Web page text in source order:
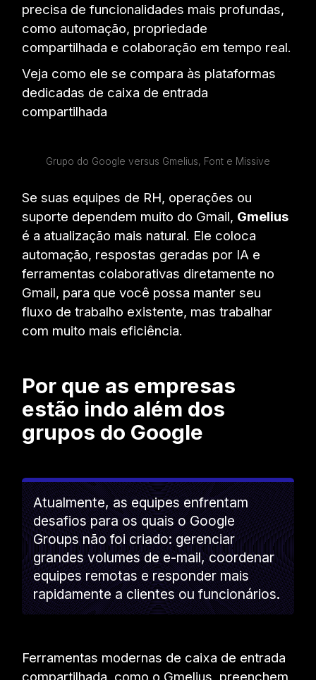
precisa de funcionalidades mais profundas,
como automação, propriedade
compartilhada e colaboração em tempo real.
Veja como ele se compara às plataformas
dedicadas de caixa de entrada
compartilhada
Grupo do Google versus Gmelius, Font e Missive
Se suas equipes de RH, operações ou
suporte dependem muito do Gmail, Gmelius
é a atualização mais natural. Ele coloca
automação, respostas geradas por IA e
ferramentas colaborativas diretamente no
Gmail, para que você possa manter seu
fluxo de trabalho existente, mas trabalhar
com muito mais eficiência.
Por que as empresas
estão indo além dos
grupos do Google
Atualmente, as equipes enfrentam
desafios para os quais o Google
Groups não foi criado: gerenciar
grandes volumes de e-mail, coordenar
equipes remotas e responder mais
rapidamente a clientes ou funcionários.
Ferramentas modernas de caixa de entrada
compartilhada, como o Gmelius, preenchem